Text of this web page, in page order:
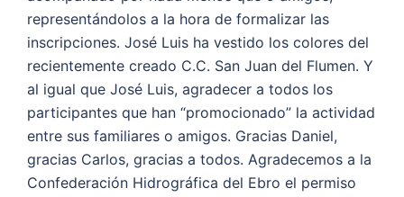
representándolos a la hora de formalizar las
inscripciones. José Luis ha vestido los colores del
recientemente creado C.C. San Juan del Flumen. Y
al igual que José Luis, agradecer a todos los
participantes que han “promocionado” la actividad
entre sus familiares o amigos. Gracias Daniel,
gracias Carlos, gracias a todos. Agradecemos a la
Confederación Hidrográfica del Ebro el permiso